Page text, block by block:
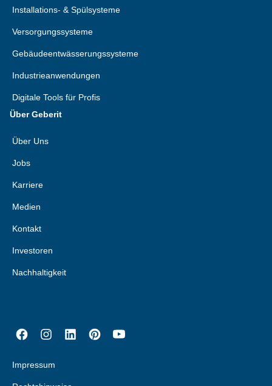
Installations- & Spülsysteme
Versorgungssysteme
Gebäudeentwässerungssysteme
Industrieanwendungen
Digitale Tools für Profis
Über Geberit
Über Uns
Jobs
Karriere
Medien
Kontakt
Investoren
Nachhaltigkeit
Impressum